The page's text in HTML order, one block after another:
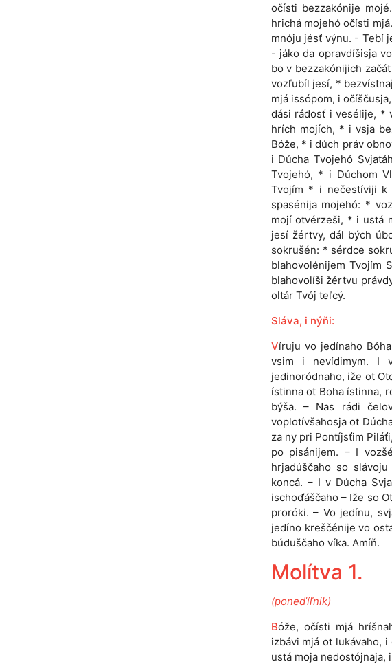
očísti bezzakónije
hrichá mojehó očísti
mnóju jésť výnu. - Tebí
- jáko da opravdíšisja
bo v bezzakónijich
vozľubíl jesí, *
mjá issópom, i
dási rádosť i vesélije, *
hrích mojích, * i vsja
Bóže, * i dúch práv
i Dúcha Tvojehó
Tvojehó, * i Dúchom
Tvojím * i nečestíviji k
spasénija mojehó: *
mojí otvérzeši, * i ustá
jesí žértvy, dál bých
sokrušén: * sérdce
blahovolénijem Tvojím
blahovolíši žértvu
oltár Tvój teľcý.
Sláva, i nýňi:
Víruju vo jedínaho
vsim i nevídimym. I
jedinoródnaho, iže ot
ístinna ot Boha ístinna,
býša. – Nas rádi
voplotívšahosja ot
za ny pri Pontíjsťim
po pisánijem. – I
hrjadúščaho so
koncá. – I v Dúcha
ischoďáščaho – Iže so
proróki. – Vo jedínu,
jedíno kreščénije vo
búduščaho víka. Amíň.
Molítva 1.
(poneďíľnik)
Bóže, očísti mjá
izbávi mjá ot lukávaho,
ustá moja nedostójnaja,